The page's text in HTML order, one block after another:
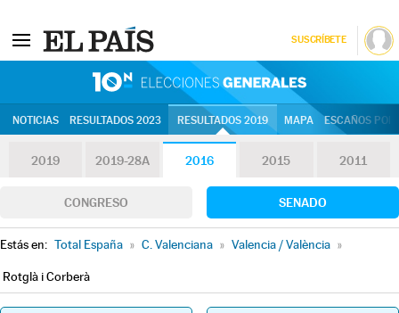
SUSCRÍBETE
NOTICIAS RESULTADOS 2023 RESULTADOS 2019 MAPA ESCAÑOS
2019 2019-28A 2016 2015 2011
CONGRESO SENADO
Estás en: Total España » C. Valenciana » Valencia / València »
Rotglà i Corberà